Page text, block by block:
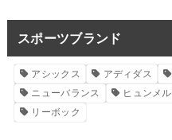
スポーツブランド
アシックス アディダス
ニューバランス
ヒュンメル
リーボック